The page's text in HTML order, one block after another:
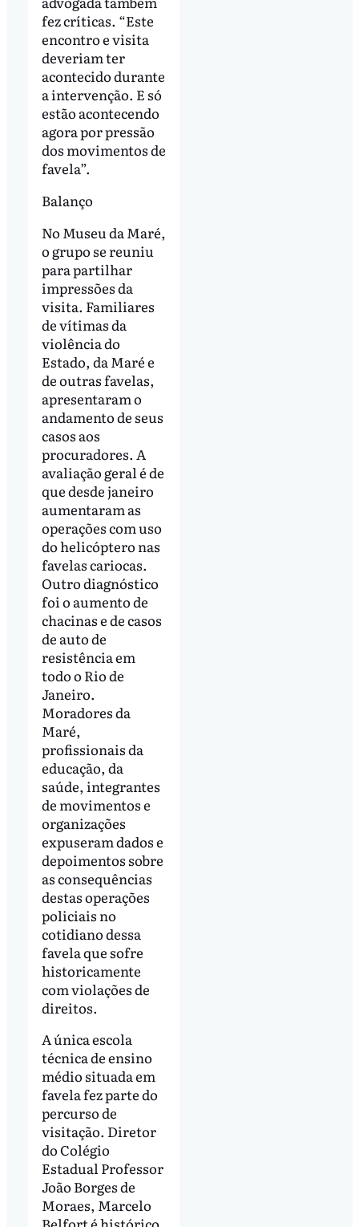
fez críticas. “Este
encontro e visita
deveriam ter
acontecido durante
a intervenção. E só
estão acontecendo
agora por pressão
dos movimentos de
favela”.
Balanço
No Museu da Maré,
o grupo se reuniu
para partilhar
impressões da
visita. Familiares
de vítimas da
violência do
Estado, da Maré e
de outras favelas,
apresentaram o
andamento de seus
casos aos
procuradores. A
avaliação geral é de
que desde janeiro
aumentaram as
operações com uso
do helicóptero nas
favelas cariocas.
Outro diagnóstico
foi o aumento de
chacinas e de casos
de auto de
resistência em
todo o Rio de
Janeiro.
Moradores da
Maré,
profissionais da
educação, da
saúde, integrantes
de movimentos e
organizações
expuseram dados e
depoimentos sobre
as consequências
destas operações
policiais no
cotidiano dessa
favela que sofre
historicamente
com violações de
direitos.
A única escola
técnica de ensino
médio situada em
favela fez parte do
percurso de
visitação. Diretor
do Colégio
Estadual Professor
João Borges de
Moraes, Marcelo